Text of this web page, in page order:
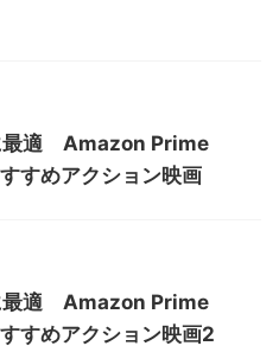
最適 Amazon Prime
すめアクション映画
最適 Amazon Prime
すめアクション映画2